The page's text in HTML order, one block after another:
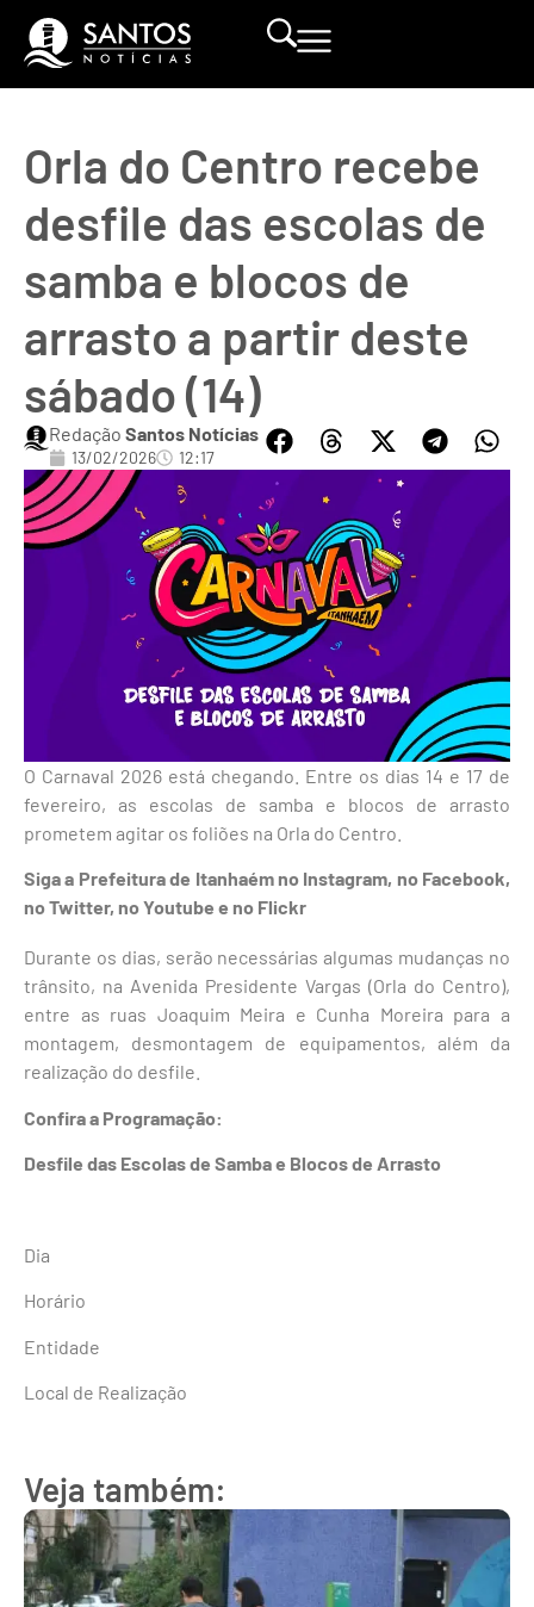
Orla do Centro recebe
desfile das escolas de
samba e blocos de
arrasto a partir deste
sábado (14)
Redação Santos Notícias
13/02/2026 12:17
O Carnaval 2026 está chegando. Entre os dias 14 e 17 de
fevereiro, as escolas de samba e blocos de arrasto
prometem agitar os foliões na Orla do Centro.
Siga a Prefeitura de Itanhaém no Instagram, no Facebook,
noTwitter, noYoutube e no Flickr
Durante os dias, serão necessárias algumas mudanças no
trânsito, na Avenida Presidente Vargas (Orla do Centro),
entre as ruas Joaquim Meira e Cunha Moreira para a
montagem, desmontagem de equipamentos, além da
realização do desfile.
Confira a Programação:
Desfile das Escolas de Samba e Blocos de Arrasto
Dia
Horário
Entidade
Local de Realização
Veja também: